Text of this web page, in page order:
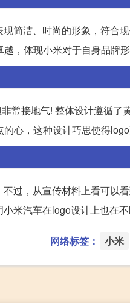
简洁、时尚的形象，符合
体现小米对于自身品牌形
常接地气! 整体设计遵循
心，这种设计巧思使得
过，从宣传材料上看可以
米汽车在logo设计上也在不
网络标签： 小米